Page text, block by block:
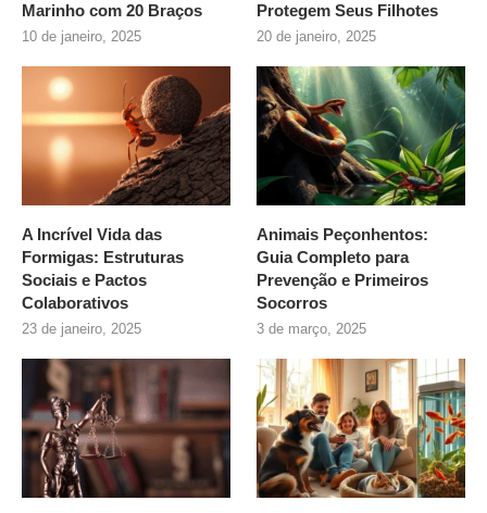
Marinho com 20 Braços
10 de janeiro, 2025
Protegem Seus Filhotes
20 de janeiro, 2025
A Incrível Vida das
Formigas: Estruturas
Sociais e Pactos
Colaborativos
23 de janeiro, 2025
Animais Peçonhentos:
Guia Completo para
Prevenção e Primeiros
Socorros
3 de março, 2025